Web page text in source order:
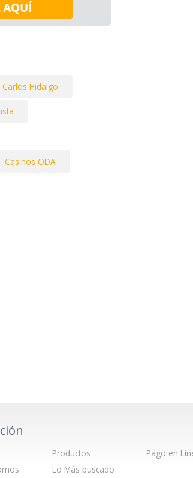
Hidalgo
Casinos ODA
Productos
Lo Más buscado
Pago en